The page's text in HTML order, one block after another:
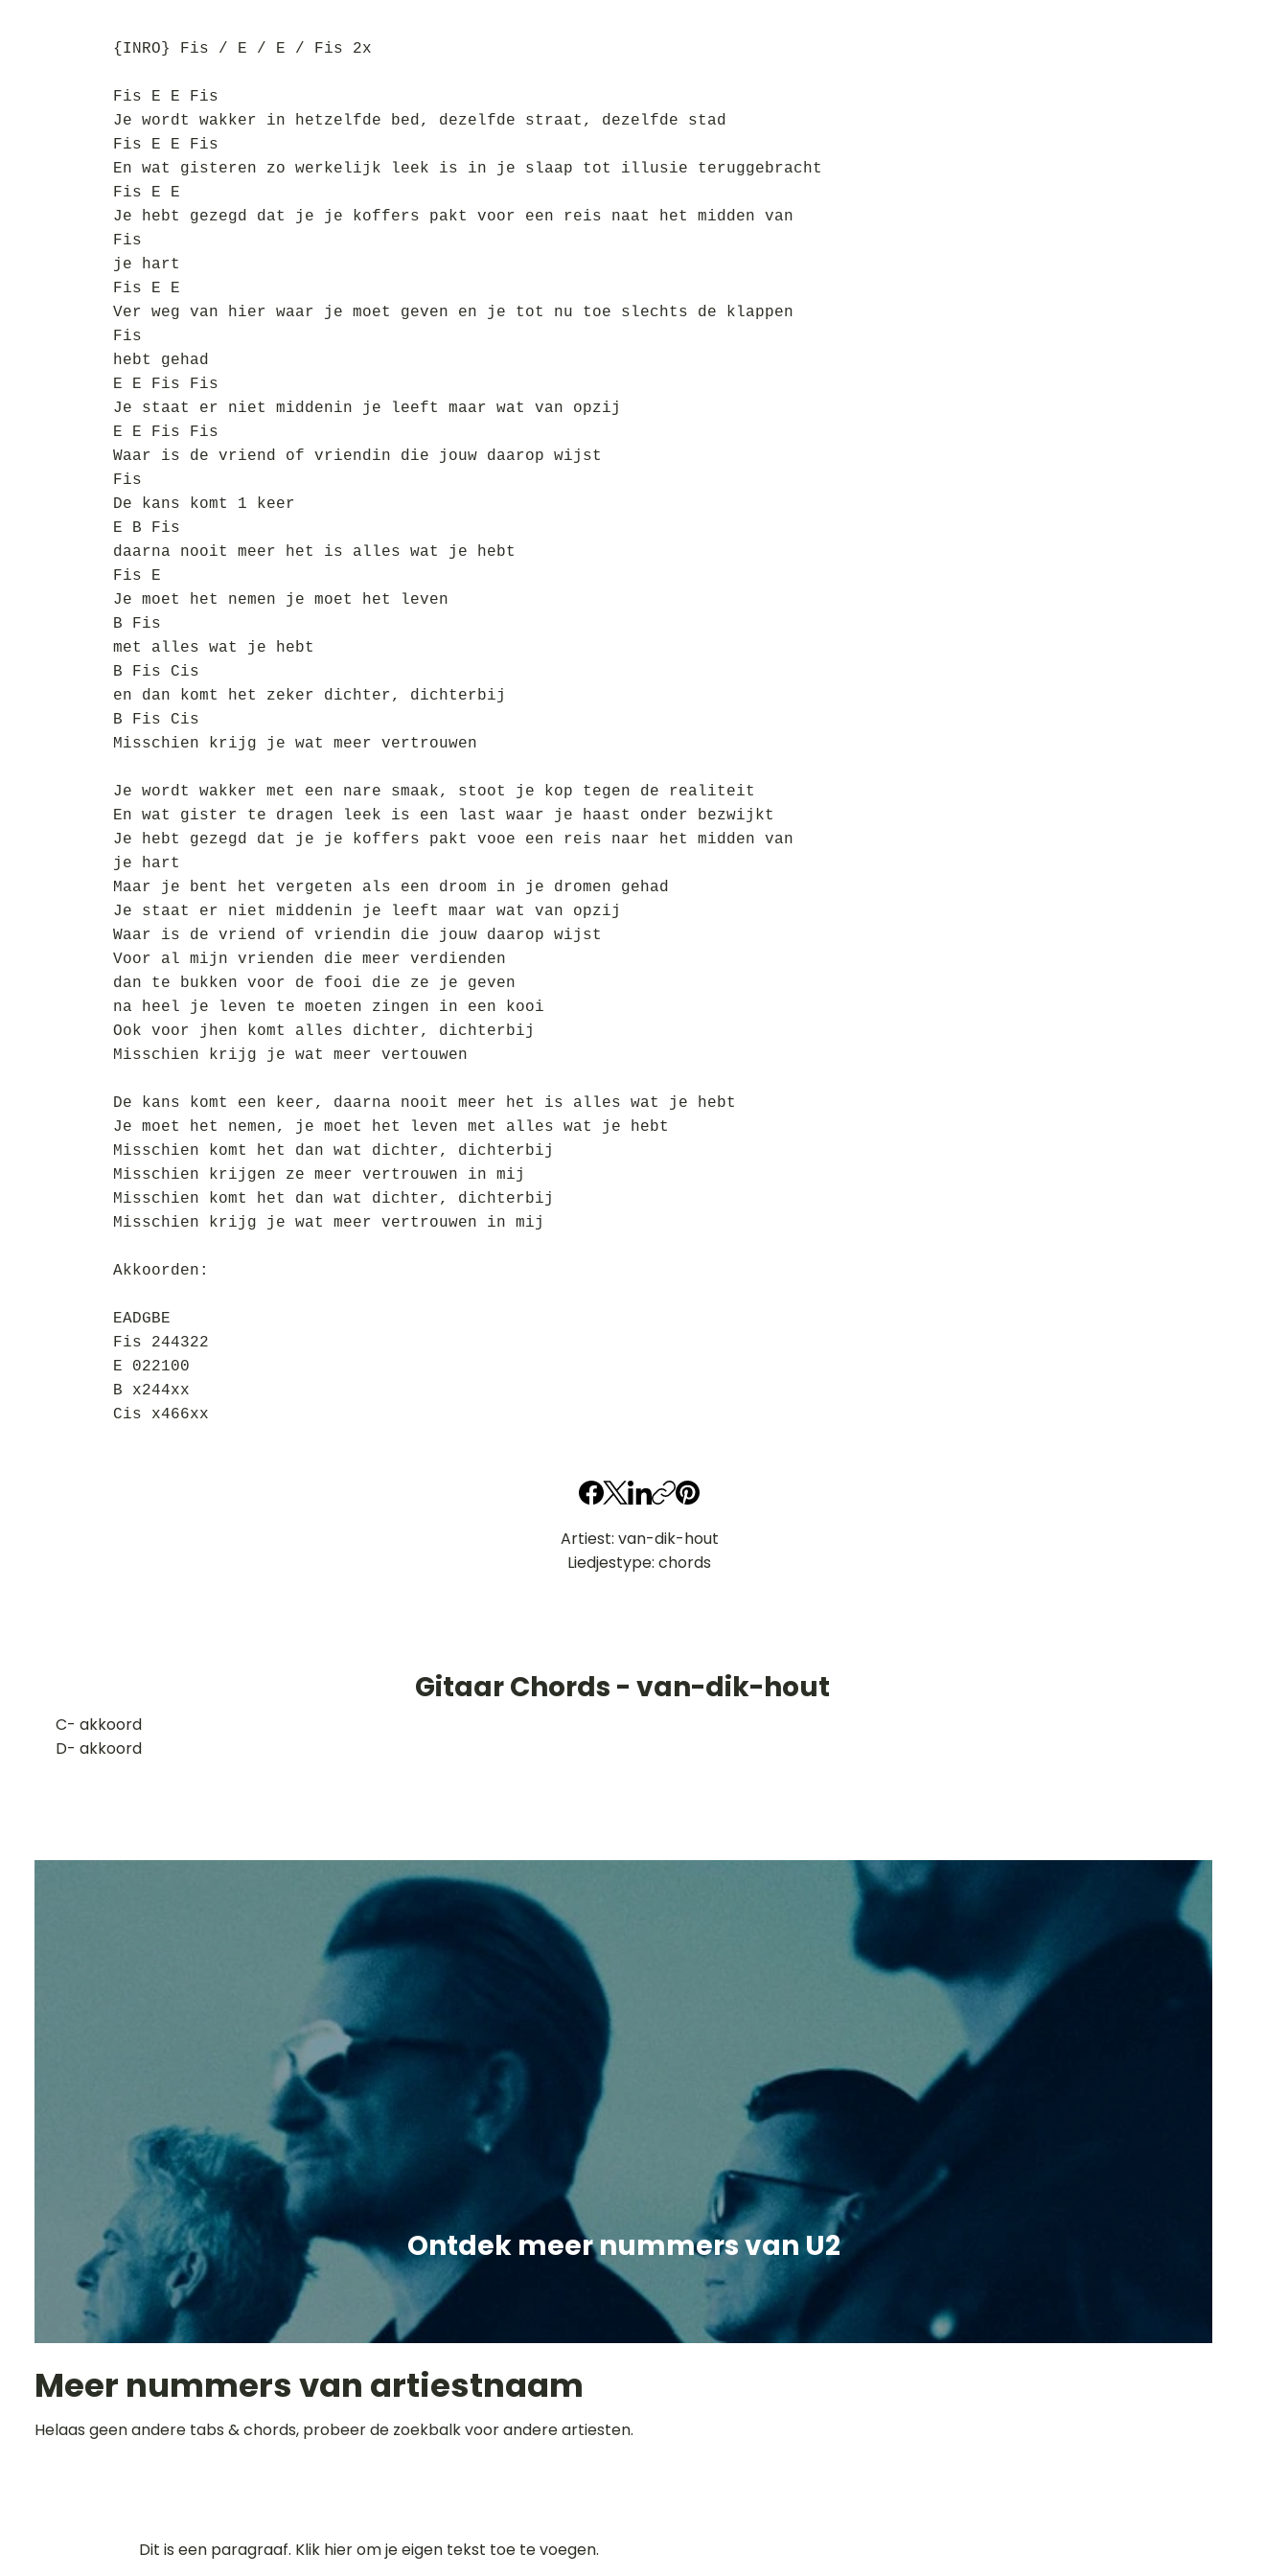
{INRO} Fis / E / E / Fis 2x
Fis E E Fis
Je wordt wakker in hetzelfde bed, dezelfde straat, dezelfde stad
Fis E E Fis
En wat gisteren zo werkelijk leek is in je slaap tot illusie teruggebracht
Fis E E
Je hebt gezegd dat je je koffers pakt voor een reis naat het midden van
Fis
je hart
Fis E E
Ver weg van hier waar je moet geven en je tot nu toe slechts de klappen
Fis
hebt gehad
E E Fis Fis
Je staat er niet middenin je leeft maar wat van opzij
E E Fis Fis
Waar is de vriend of vriendin die jouw daarop wijst
Fis
De kans komt 1 keer
E B Fis
daarna nooit meer het is alles wat je hebt
Fis E
Je moet het nemen je moet het leven
B Fis
met alles wat je hebt
B Fis Cis
en dan komt het zeker dichter, dichterbij
B Fis Cis
Misschien krijg je wat meer vertrouwen
Je wordt wakker met een nare smaak, stoot je kop tegen de realiteit
En wat gister te dragen leek is een last waar je haast onder bezwijkt
Je hebt gezegd dat je je koffers pakt vooe een reis naar het midden van
je hart
Maar je bent het vergeten als een droom in je dromen gehad
Je staat er niet middenin je leeft maar wat van opzij
Waar is de vriend of vriendin die jouw daarop wijst
Voor al mijn vrienden die meer verdienden
dan te bukken voor de fooi die ze je geven
na heel je leven te moeten zingen in een kooi
Ook voor jhen komt alles dichter, dichterbij
Misschien krijg je wat meer vertouwen
De kans komt een keer, daarna nooit meer het is alles wat je hebt
Je moet het nemen, je moet het leven met alles wat je hebt
Misschien komt het dan wat dichter, dichterbij
Misschien krijgen ze meer vertrouwen in mij
Misschien komt het dan wat dichter, dichterbij
Misschien krijg je wat meer vertrouwen in mij
Akkoorden:
EADGBE
Fis 244322
E 022100
B x244xx
Cis x466xx
Artiest: van-dik-hout
Liedjestype: chords
Gitaar Chords - van-dik-hout
​C- akkoord
D- akkoord
Ontdek meer nummers van U2
Meer nummers van artiestnaam
Helaas geen andere tabs & chords, probeer de zoekbalk voor andere artiesten.
Dit is een paragraaf. Klik hier om je eigen tekst toe te voegen.